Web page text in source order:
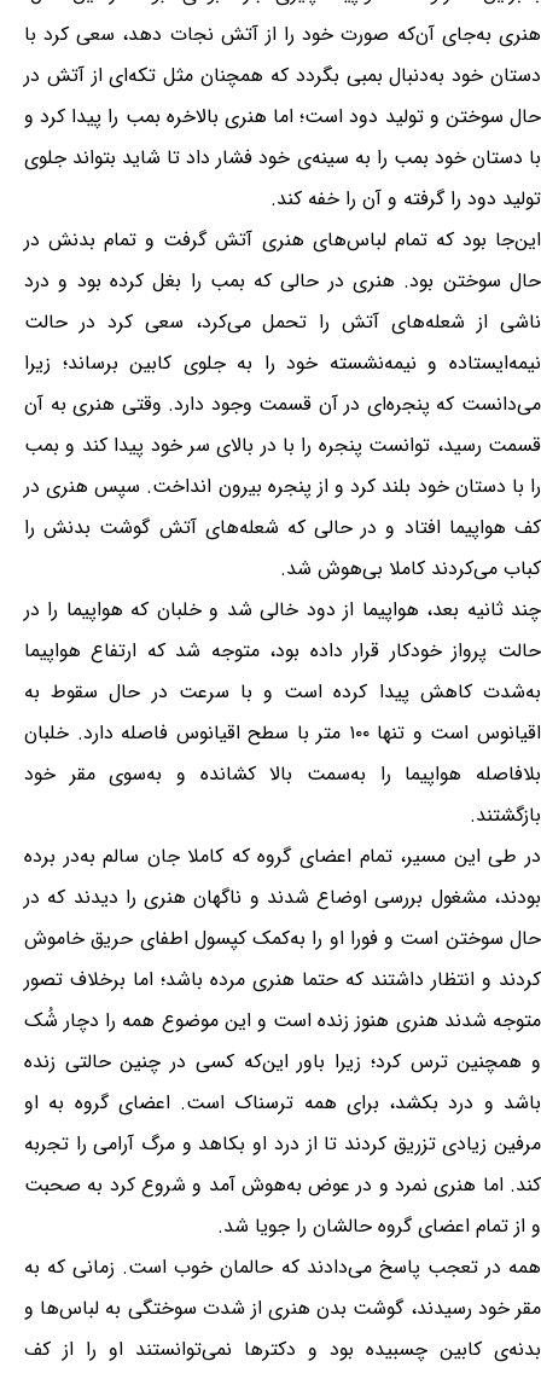
هنری به‌جای آن‌که صورت خود را از آتش نجات دهد، سعی کرد با
دستان خود به‌دنبال بمبی بگردد که همچنان مثل تکه‌ای از آتش در
حال سوختن و تولید دود است؛ اما هنری بالاخره بمب را پیدا کرد و
با دستان خود بمب را به سینه‌ی خود فشار داد تا شاید بتواند جلوی
تولید دود را گرفته و آن را خفه کند.
این‌جا بود که تمام لباس‌های هنری آتش گرفت و تمام بدنش در
حال سوختن بود. هنری در حالی که بمب را بغل کرده بود و درد
ناشی از شعله‌های آتش را تحمل می‌کرد، سعی کرد در حالت
نیمه‌ایستاده و نیمه‌نشسته خود را به جلوی کابین برساند؛ زیرا
می‌دانست که پنجره‌ای در آن قسمت وجود دارد. وقتی هنری به آن
قسمت رسید، توانست پنجره را با در بالای سر خود پیدا کند و بمب
را با دستان خود بلند کرد و از پنجره بیرون انداخت. سپس هنری در
کف هواپیما افتاد و در حالی که شعله‌های آتش گوشت بدنش را
کباب می‌کردند کاملا بی‌هوش شد.
چند ثانیه بعد، هواپیما از دود خالی شد و خلبان که هواپیما را در
حالت پرواز خودکار قرار داده بود، متوجه شد که ارتفاع هواپیما
به‌شدت کاهش پیدا کرده است و با سرعت در حال سقوط به
اقیانوس است و تنها ۱۰۰ متر با سطح اقیانوس فاصله دارد. خلبان
بلافاصله هواپیما را به‌سمت بالا کشانده و به‌سوی مقر خود
بازگشتند.
در طی این مسیر، تمام اعضای گروه که کاملا جان سالم به‌در برده
بودند، مشغول بررسی اوضاع شدند و ناگهان هنری را دیدند که در
حال سوختن است و فورا او را به‌کمک کپسول اطفای حریق خاموش
کردند و انتظار داشتند که حتما هنری مرده باشد؛ اما برخلاف تصور
متوجه شدند هنری هنوز زنده است و این موضوع همه را دچار شُک
و همچنین ترس کرد؛ زیرا باور این‌که کسی در چنین حالتی زنده
باشد و درد بکشد، برای همه ترسناک است. اعضای گروه به او
مرفین زیادی تزریق کردند تا از درد او بکاهد و مرگ آرامی را تجربه
کند. اما هنری نمرد و در عوض به‌هوش آمد و شروع کرد به صحبت
و از تمام اعضای گروه حالشان را جویا شد.
همه در تعجب پاسخ می‌دادند که حالمان خوب است. زمانی که به
مقر خود رسیدند، گوشت بدن هنری از شدت سوختگی به لباس‌ها و
بدنه‌ی کابین چسبیده بود و دکترها نمی‌توانستند او را از کف